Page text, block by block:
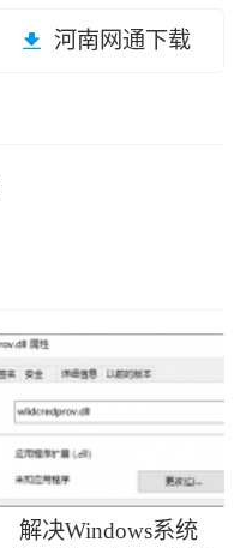
河南网通下载
解决Windows系统